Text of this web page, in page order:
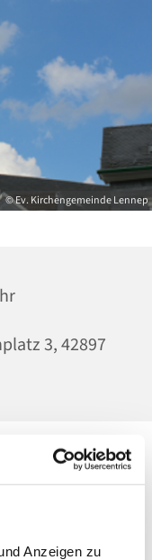
Anzeigen zu
© Ev. Kirchengemeinde Lennep
3, 42897